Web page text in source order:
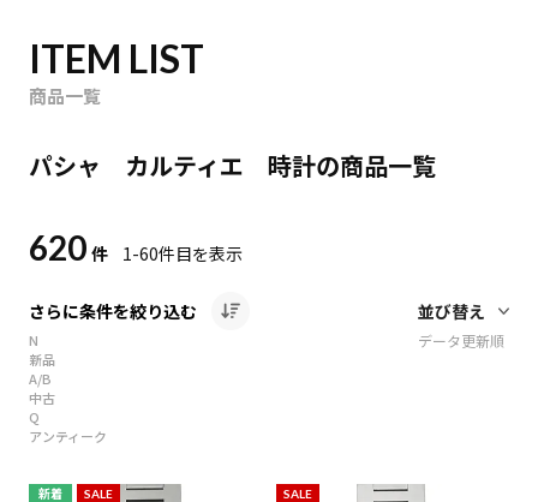
ITEM LIST
商品一覧
パシャ カルティエ 時計の商品一覧
620 件 1-60件目を表示
さらに条件を絞り込む
N
新品
A/B
中古
Q
アンティーク
データ更新順
新着 SALE SALE